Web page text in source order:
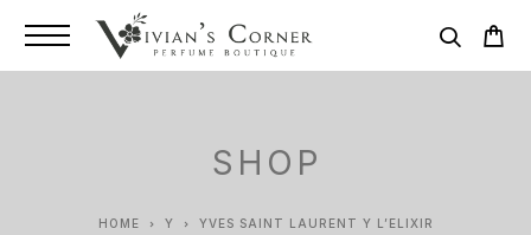
SHOP
HOME Y YVES SAINT LAURENT Y L’ELIXIR